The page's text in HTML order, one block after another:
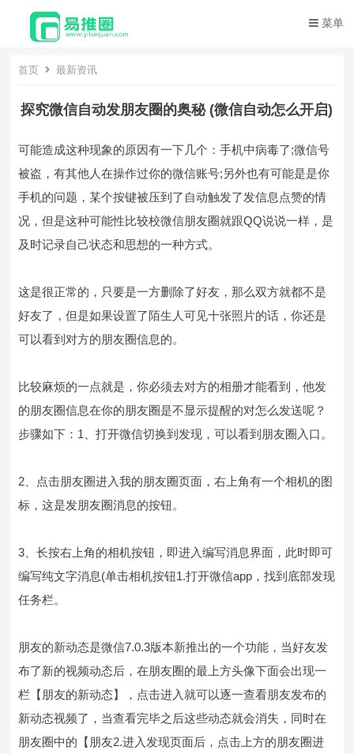
菜单
首页 最新资讯
探究微信自动发朋友圈的奥秘 (微信自动怎么开启)
可能造成这种现象的原因有一下几个：手机中病毒了;微信号
被盗，有其他人在操作过你的微信账号;另外也有可能是是你
手机的问题，某个按键被压到了自动触发了发信息点赞的情
况，但是这种可能性比较校微信朋友圈就跟QQ说说一样，是
及时记录自己状态和思想的一种方式。
这是很正常的，只要是一方删除了好友，那么双方就都不是
好友了，但是如果设置了陌生人可见十张照片的话，你还是
可以看到对方的朋友圈信息的。
比较麻烦的一点就是，你必须去对方的相册才能看到，他发
的朋友圈信息在你的朋友圈是不显示提醒的对怎么发送呢？
步骤如下：1、打开微信切换到发现，可以看到朋友圈入口。
2、点击朋友圈进入我的朋友圈页面，右上角有一个相机的图
标，这是发朋友圈消息的按钮。
3、长按右上角的相机按钮，即进入编写消息界面，此时即可
编写纯文字消息(单击相机按钮1.打开微信app，找到底部发现
任务栏。
朋友的新动态是微信7.0.3版本新推出的一个功能，当好友发
布了新的视频动态后，在朋友圈的最上方头像下面会出现一
栏【朋友的新动态】，点击进入就可以逐一查看朋友发布的
新动态视频了，当查看完毕之后这些动态就会消失，同时在
朋友圈中的【朋友2.进入发现页面后，点击上方的朋友圈进